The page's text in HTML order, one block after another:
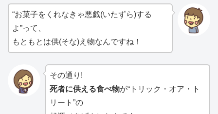
“お菓子をくれなきゃ悪戯(いたずら)する
よ”って、
もともとは供(そな)え物なんですね！
その通り!
死者に供える食べ物が“トリック・オア・ト
リート”の